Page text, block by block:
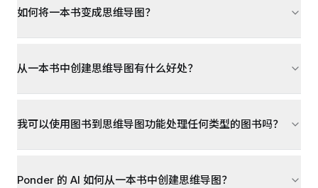
如何将一本书变成思维导图？
从一本书中创建思维导图有什么好处？
我可以使用图书到思维导图功能处理任何类型的图书吗？
Ponder 的 AI 如何从一本书中创建思维导图？